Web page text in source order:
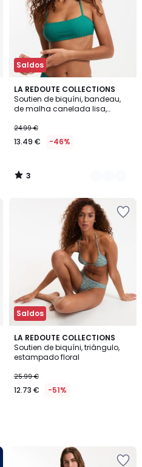
Saldos
LA REDOUTE COLLECTIONS
Soutien de biquíni, bandeau,
de malha canelada lisa,
24.99 €
13.49 € -46%
3
/
5
2
Cores
3
/
Saldos
LA REDOUTE COLLECTIONS
Soutien de biquíni, triângulo,
estampado floral
25.99 €
12.73 € -51%